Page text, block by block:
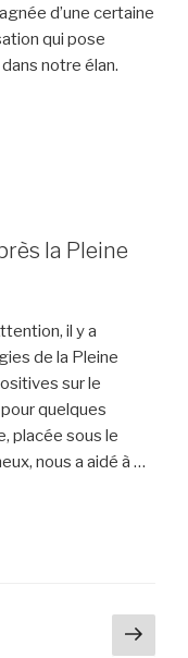
d’une certaine
qui pose
notre élan.
la Pleine
il y a
de la Pleine
sur le
quelques
placée sous le
nous a aidé à …